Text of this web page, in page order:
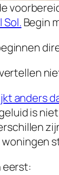
Sol. Begin
anders
is
eerst: